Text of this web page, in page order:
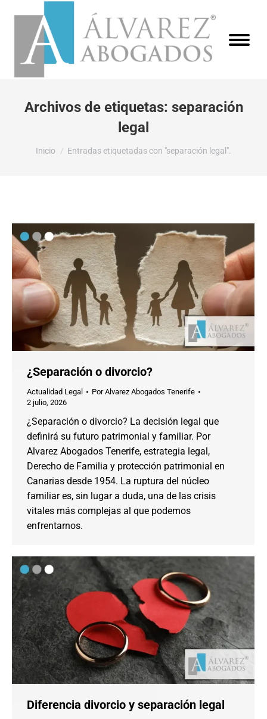
Archivos de etiquetas: separación
legal
Estás aquí:
Inicio Entradas etiquetadas con "separación legal".
¿Separación o divorcio?
Actualidad Legal PorAlvarez Abogados Tenerife
2 julio, 2026
¿Separación o divorcio? La decisión legal que
definirá su futuro patrimonial y familiar. Por
Alvarez Abogados Tenerife, estrategia legal,
Derecho de Familia y protección patrimonial en
Canarias desde 1954. La ruptura del núcleo
familiar es, sin lugar a duda, una de las crisis
vitales más complejas al que podemos
enfrentarnos.
Diferencia divorcio y separación legal